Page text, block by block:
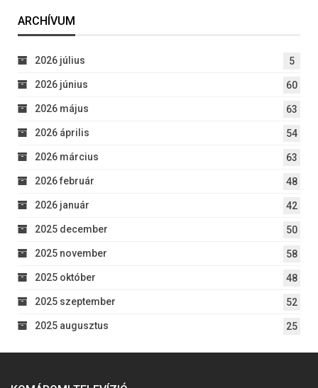
ARCHÍVUM
2026 július 5
2026 június 60
2026 május 63
2026 április 54
2026 március 63
2026 február 48
2026 január 42
2025 december 50
2025 november 58
2025 október 48
2025 szeptember 52
2025 augusztus 25